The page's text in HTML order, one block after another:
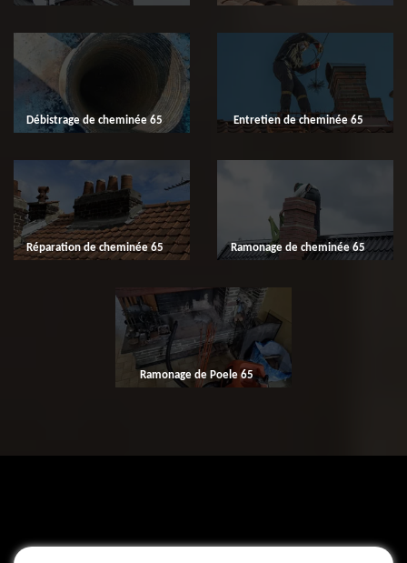
Débistrage de cheminée 65 Entretien de cheminée 65
Réparation de cheminée 65 Ramonage de cheminée 65
Ramonage de Poele 65